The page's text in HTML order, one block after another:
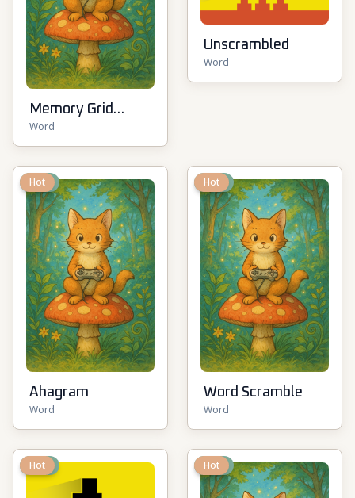
Memory Grid
Words
Word
Unscrambled
Word
New
Hot
Ahagram
Word
New
Hot
Word Scramble
Word
New
Hot New
Hot